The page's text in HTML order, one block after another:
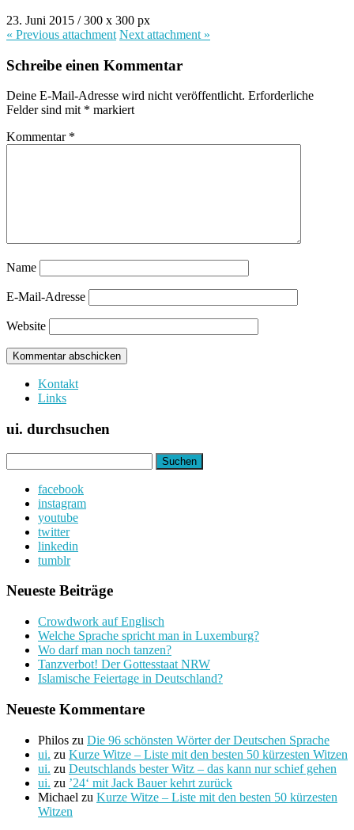
23. Juni 2015 /300 x 300 px
« Previous attachment Next attachment »
Schreibe einen Kommentar
Deine E-Mail-Adresse wird nicht veröffentlicht. Erforderliche
Felder sind mit * markiert
Kommentar *
Name
E-Mail-Adresse
Website
Kontakt
Links
ui. durchsuchen
nach:
facebook
instagram
youtube
twitter
linkedin
tumblr
Neueste Beiträge
Crowdwork auf Englisch
Welche Sprache spricht man in Luxemburg?
Wo darf man noch tanzen?
Tanzverbot! Der Gottesstaat NRW
Islamische Feiertage in Deutschland?
Neueste Kommentare
Philos zu Die 96 schönsten Wörter der Deutschen Sprache
ui. zu Kurze Witze – Liste mit den besten 50 kürzesten Witzen
ui. zu Deutschlands bester Witz – das kann nur schief gehen
ui. zu ’24‘ mit Jack Bauer kehrt zurück
Michael zu Kurze Witze – Liste mit den besten 50 kürzesten
Witzen